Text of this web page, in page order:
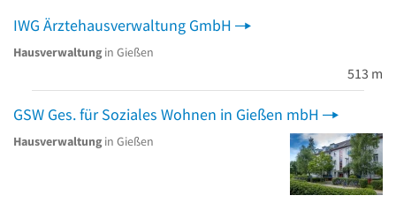
IWG Ärztehausverwaltung GmbH
Hausverwaltung in Gießen
513 m
GSW Ges. für Soziales Wohnen in Gießen mbH
Hausverwaltung in Gießen